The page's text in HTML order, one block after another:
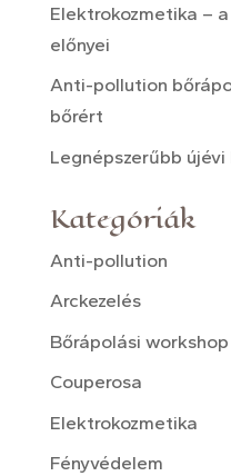
Elektrokozmetika –
előnyei
Anti-pollution
bőrért
Legnépszerűbb
Kategóriák
Anti-pollution
Arckezelés
Bőrápolási
Couperosa
Elektrokozmetika
Fényvédelem